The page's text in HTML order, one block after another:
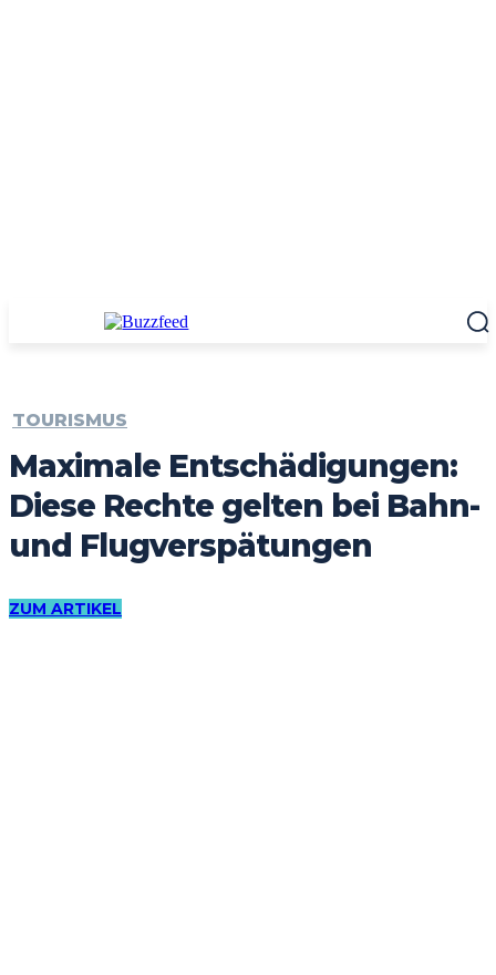
TOURISMUS
Maximale Entschädigungen:
Diese Rechte gelten bei Bahn-
und Flugverspätungen
ZUM ARTIKEL